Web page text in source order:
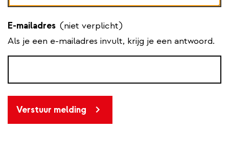
E-mailadres (niet verplicht)
Als je een e-mailadres invult, krijg je een antwoord.
Verstuur melding